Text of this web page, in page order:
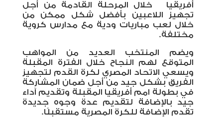
أفريقيا
خلال المرحلة القادمة من أجل
تجهيز اللاعبين بأفضل شكل ممكن من
خلال لعب مباريات ودية مع مدارس كروية
مختلفة.
ويضم المنتخب العديد من المواهب
المتوقع لهم النجاح خلال الفترة المقبلة
ويسعي الاتحاد المصري لكرة القدم لتجهيز
الفريق بشكل جيد من أجل ضمان المشاركة
في بطولة امم أفريقيا المقبلة وتقديم آداء
جيد بالإضافة لتقديم عدة وجوه جديدة
تقدم الإضافة للكرة المصرية مستقبلًا.